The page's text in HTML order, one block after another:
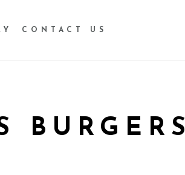
CONTACT US
BURGERS